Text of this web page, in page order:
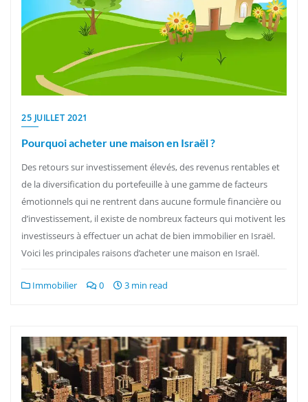
25 JUILLET 2021
Pourquoi acheter une maison en Israël ?
Des retours sur investissement élevés, des revenus rentables et
de la diversification du portefeuille à une gamme de facteurs
émotionnels qui ne rentrent dans aucune formule financière ou
d’investissement, il existe de nombreux facteurs qui motivent les
investisseurs à effectuer un achat de bien immobilier en Israël.
Voici les principales raisons d’acheter une maison en Israël.
Immobilier 0 3 min read